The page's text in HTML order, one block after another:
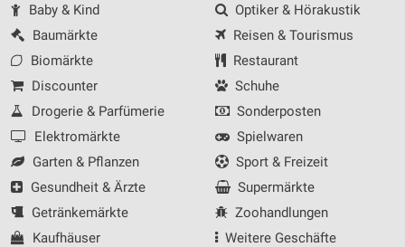
Baby & Kind
Baumärkte
Biomärkte
Discounter
Drogerie & Parfümerie
Elektromärkte
Garten & Pflanzen
Gesundheit & Ärzte
Getränkemärkte
Kaufhäuser
Optiker & Hörakustik
Reisen & Tourismus
Restaurant
Schuhe
Sonderposten
Spielwaren
Sport & Freizeit
Supermärkte
Zoohandlungen
Weitere Geschäfte